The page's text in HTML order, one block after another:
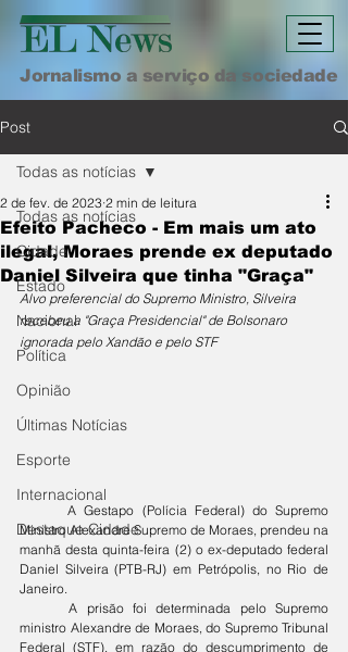
Jornalismo a serviço da sociedade
Post
Todas as notícias
Cidade
Estado
Nacional
Política
Opinião
Últimas Notícias
Esporte
Internacional
Destaque Cidade
Todas as notícias
Efeito Pacheco - Em mais um ato
ilegal, Moraes prende ex deputado
Daniel Silveira que tinha "Graça"
2 de fev. de 2023 2 min de leitura
Alvo preferencial do Supremo Ministro, Silveira
recebeu a "Graça Presidencial" de Bolsonaro
ignorada pelo Xandão e pelo STF
	A Gestapo (Polícia Federal) do Supremo
Ministro Alexandre Supremo de Moraes, prendeu na
manhã desta quinta-feira (2) o ex-deputado federal
Daniel Silveira (PTB-RJ) em Petrópolis, no Rio de
Janeiro.
	A prisão foi determinada pelo Supremo
ministro Alexandre de Moraes, do Supremo Tribunal
Federal (STF), em razão do descumprimento de